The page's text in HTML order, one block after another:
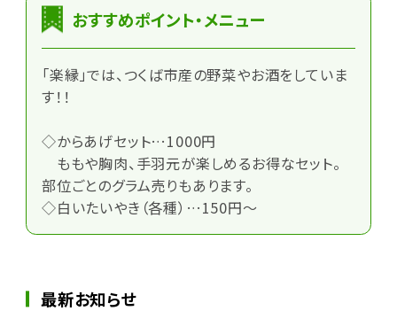
おすすめポイント・メニュー
「楽縁」では、つくば市産の野菜やお酒をしていま
す！！
◇からあげセット…1000円
ももや胸肉、手羽元が楽しめるお得なセット。
部位ごとのグラム売りもあります。
◇白いたいやき（各種）…150円～
最新お知らせ